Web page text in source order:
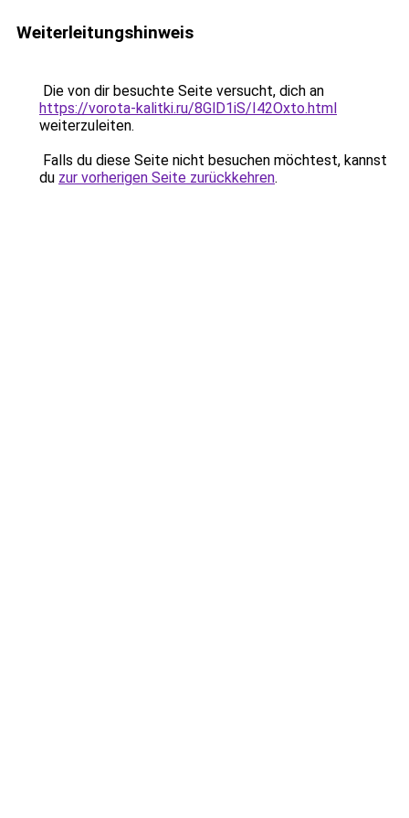
Weiterleitungshinweis
Die von dir besuchte Seite versucht, dich an
https://vorota-kalitki.ru/8GlD1iS/I42Oxto.html
weiterzuleiten.
Falls du diese Seite nicht besuchen möchtest, kannst
du zur vorherigen Seite zurückkehren.